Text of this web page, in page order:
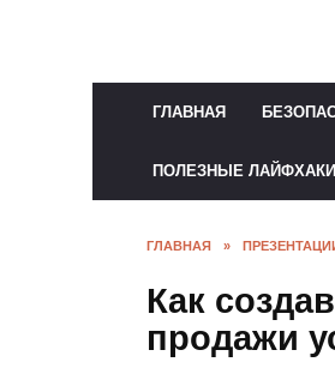
ГЛАВНАЯ
ПОЛЕЗНЫЕ ЛАЙФХАКИ
ГЛАВНАЯ »
Как
продажи